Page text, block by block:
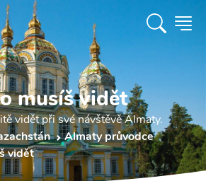
musíš vidět
vidět při své návštěvě Almaty.
Almaty průvodce
vidět